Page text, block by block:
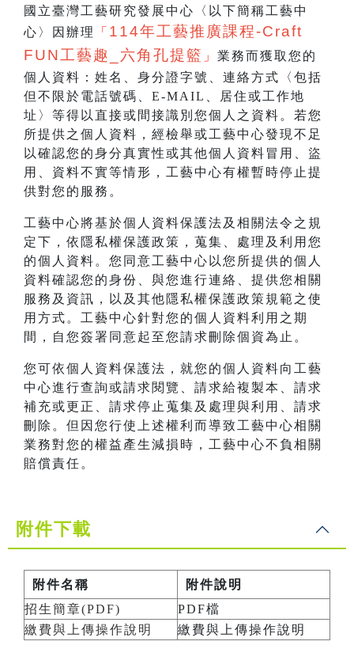
國立臺灣工藝研究發展中心〈以下簡稱工藝中
心〉因辦理
「 114年工藝推廣課程-Craft
FUN工藝趣_ 六角孔提籃 」 業務而獲取您的
個人資料：姓名、身分證字號、連絡方式〈包括
但不限於電話號碼、E-MAIL、居住或工作地
址〉等得以直接或間接識別您個人之資料。若您
所提供之個人資料，經檢舉或工藝中心發現不足
以確認您的身分真實性或其他個人資料冒用、盜
用、資料不實等情形，工藝中心有權暫時停止提
供對您的服務。
工藝中心將基於個人資料保護法及相關法令之規
定下，依隱私權保護政策，蒐集、處理及利用您
的個人資料。您同意工藝中心以您所提供的個人
資料確認您的身份、與您進行連絡、提供您相關
服務及資訊，以及其他隱私權保護政策規範之使
用方式。工藝中心針對您的個人資料利用之期
間，自您簽署同意起至您請求刪除個資為止。
您可依個人資料保護法，就您的個人資料向工藝
中心進行查詢或請求閱覽、請求給複製本、請求
補充或更正、請求停止蒐集及處理與利用、請求
刪除。但因您行使上述權利而導致工藝中心相關
業務對您的權益產生減損時，工藝中心不負相關
賠償責任。
附件下載
附件名稱
附件說明
招生簡章(PDF)
PDF檔
繳費與上傳操作說明
繳費與上傳操作說明